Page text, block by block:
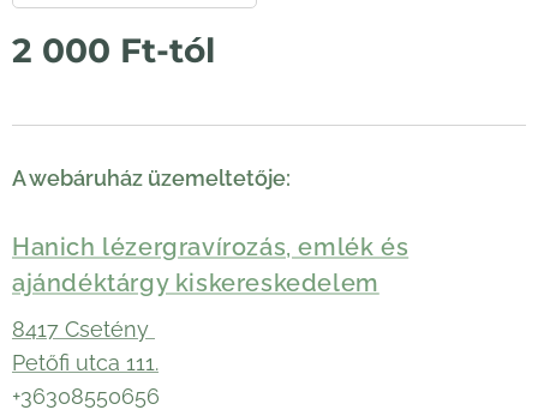
2 000 Ft-tól
A webáruház üzemeltetője:
Hanich lézergravírozás, emlék és
ajándéktárgy kiskereskedelem
8417 Csetény
Petőfi utca 111.
+36308550656